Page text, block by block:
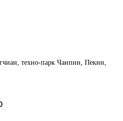
техно-парк Чанпин, Пекин,